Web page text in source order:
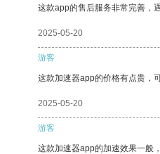
这款app的售后服务非常完善，
2025-05-20
游客
这款加速器app的价格有点贵，
2025-05-20
游客
这款加速器app的加速效果一般